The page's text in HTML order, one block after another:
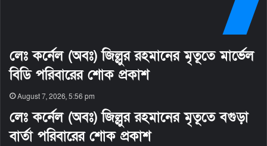
লেঃ কর্নেল (অবঃ) জিল্লুর রহমানের মৃতূতে মার্ভেল
বিডি পরিবারের শোক প্রকাশ
August 7, 2026, 5:56 pm
লেঃ কর্নেল (অবঃ) জিল্লুর রহমানের মৃতূতে বগুড়া
বার্তা পরিবারের শোক প্রকাশ